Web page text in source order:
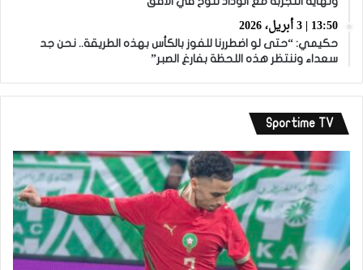
13:50 | 3 أبريل، 2026
حكيمي: “حتى لو اضطررنا للفوز بالكأس بهذه الطريقة.. نحن جد
سعداء وننتظر هذه اللحظة بفارغ الصبر”
Sportime TV